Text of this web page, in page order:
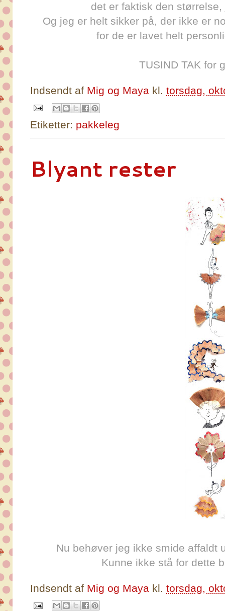
det er faktisk den
Og jeg er helt sikker på, der ikke er
for de er lavet helt
TUSIND TAK for
Indsendt af Mig og Maya kl. torsdag,
Etiketter: pakkeleg
Blyant rester
Nu behøver jeg ikke smide affaldt
Kunne ikke stå for dette
Indsendt af Mig og Maya kl. torsdag,